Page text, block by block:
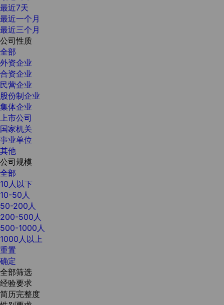
最近7天
最近一个月
最近三个月
公司性质
全部
外资企业
合资企业
民营企业
股份制企业
集体企业
上市公司
国家机关
事业单位
其他
公司规模
全部
10人以下
10-50人
50-200人
200-500人
500-1000人
1000人以上
重置
确定
全部筛选
经验要求
简历完整度